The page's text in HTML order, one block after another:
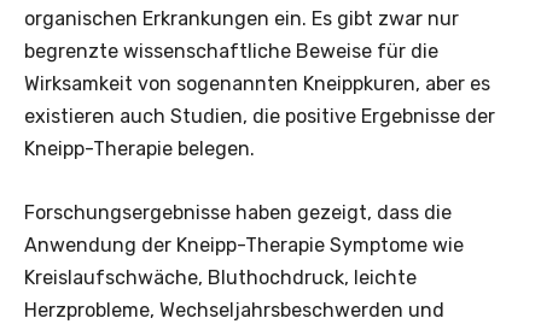
organischen Erkrankungen ein. Es gibt zwar nur
begrenzte wissenschaftliche Beweise für die
Wirksamkeit von sogenannten Kneippkuren, aber es
existieren auch Studien, die positive Ergebnisse der
Kneipp-Therapie belegen.
Forschungsergebnisse haben gezeigt, dass die
Anwendung der Kneipp-Therapie Symptome wie
Kreislaufschwäche, Bluthochdruck, leichte
Herzprobleme, Wechseljahrsbeschwerden und